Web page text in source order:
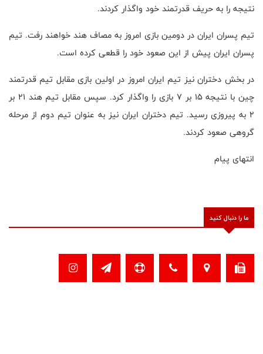
نتیجه را به حریف قدرتمند خود واگذار کردند.
تیم پسران ایران در دومین بازی امروز به مصاف هند خواهند رفت. تیم
پسران ایران پیش از این صعود خود را قطعی کرده است.
در بخش دختران نیز تیم ایران امروز در اولین بازی مقابل تیم قدرتمند
چین با نتیجه ۱۵ بر ۷ بازی را واگذار کرد. سپس مقابل تیم هند ۲۱ بر
۲ به پیروزی رسید. تیم دختران ایران نیز به عنوان تیم دوم از مرحله
گروهی صعود کردند.
انتهای پیام
ما را دنبال کنید